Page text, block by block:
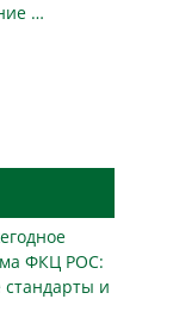
…
ФКЦ РОС:
и